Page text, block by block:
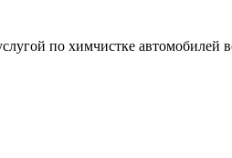
по химчистке автомобилей